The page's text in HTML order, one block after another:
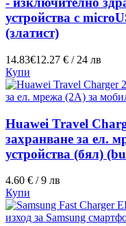
устройства с
(златист)
14.83€12.27 € / 24 лв
Купи
Huawei Travel
захранване за ел.
устройства (бял)
4.60 € / 9 лв
Купи